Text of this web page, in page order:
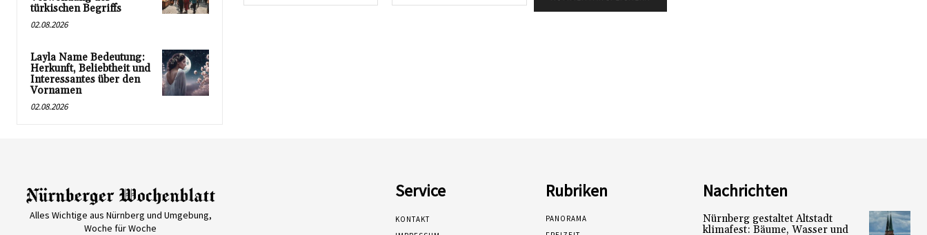
türkischen Begriffs
02.08.2026
Layla Name Bedeutung:
Herkunft, Beliebtheit und
Interessantes über den
Vornamen
02.08.2026
Mail:*
Alles Wichtige aus Nürnberg und Umgebung,
Woche für Woche
Service
KONTAKT
Rubriken
PANORAMA
Nachrichten
Nürnberg gestaltet Altstadt
klimafest: Bäume, Wasser und